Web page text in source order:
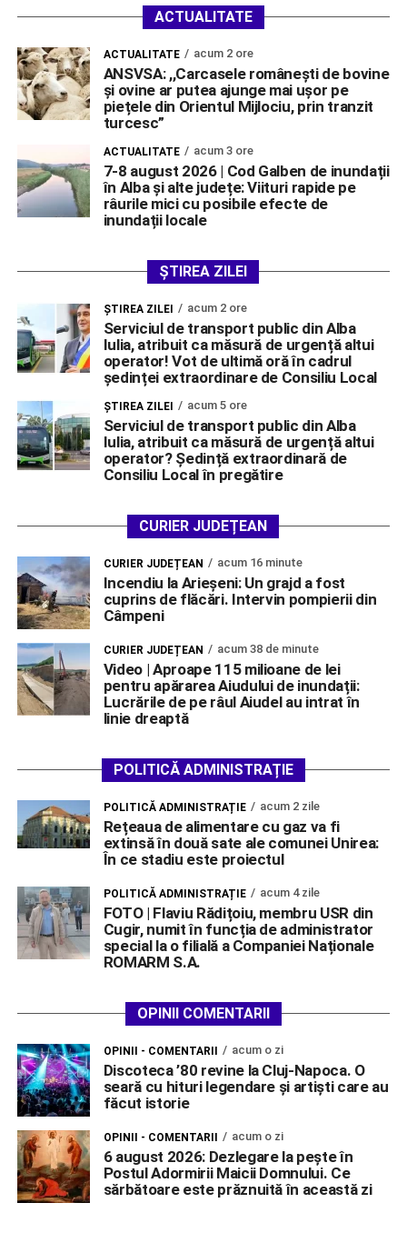
ACTUALITATE
ACTUALITATE acum 2 ore
ANSVSA: ,,Carcasele românești de bovine
și ovine ar putea ajunge mai ușor pe
piețele din Orientul Mijlociu, prin tranzit
turcesc”
ACTUALITATE acum 3 ore
7-8 august 2026 | Cod Galben de inundații
în Alba și alte județe: Viituri rapide pe
râurile mici cu posibile efecte de
inundații locale
ȘTIREA ZILEI
ŞTIREA ZILEI acum 2 ore
Serviciul de transport public din Alba
Iulia, atribuit ca măsură de urgență altui
operator! Vot de ultimă oră în cadrul
ședinței extraordinare de Consiliu Local
ŞTIREA ZILEI acum 5 ore
Serviciul de transport public din Alba
Iulia, atribuit ca măsură de urgență altui
operator? Ședință extraordinară de
Consiliu Local în pregătire
CURIER JUDEȚEAN
CURIER JUDEȚEAN acum 16 minute
Incendiu la Arieșeni: Un grajd a fost
cuprins de flăcări. Intervin pompierii din
Câmpeni
CURIER JUDEȚEAN acum 38 de minute
Video | Aproape 115 milioane de lei
pentru apărarea Aiudului de inundații:
Lucrările de pe râul Aiudel au intrat în
linie dreaptă
POLITICĂ ADMINISTRAȚIE
POLITICĂ ADMINISTRAȚIE acum 2 zile
Rețeaua de alimentare cu gaz va fi
extinsă în două sate ale comunei Unirea:
În ce stadiu este proiectul
POLITICĂ ADMINISTRAȚIE acum 4 zile
FOTO | Flaviu Rădițoiu, membru USR din
Cugir, numit în funcția de administrator
special la o filială a Companiei Naționale
ROMARM S.A.
OPINII COMENTARII
OPINII - COMENTARII acum o zi
Discoteca ’80 revine la Cluj-Napoca. O
seară cu hituri legendare și artiști care au
făcut istorie
OPINII - COMENTARII acum o zi
6 august 2026: Dezlegare la pește în
Postul Adormirii Maicii Domnului. Ce
sărbătoare este prăznuită în această zi